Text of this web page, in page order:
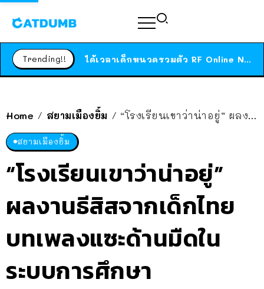
Trending!! ได้เวลาเด็กหนวดรวมตัว RF Online Next เปิดให้เล่นแล้ว เกม Sci-Fi MMORPG ระดับตำนาน เล่นได้ทั้งมือถือและ PC
Home / สยามเมืองยิ้ม / “โรงเรียนเขาว่าน่าอยู่” ผลงานธีสิสจากเด็กไทย บทเพลงแซะด้านมืดในระบบการศึกษา
สยามเมืองยิ้ม
“โรงเรียนเขาว่าน่าอยู่”
ผลงานธีสิสจากเด็กไทย
บทเพลงแซะด้านมืดใน
ระบบการศึกษา